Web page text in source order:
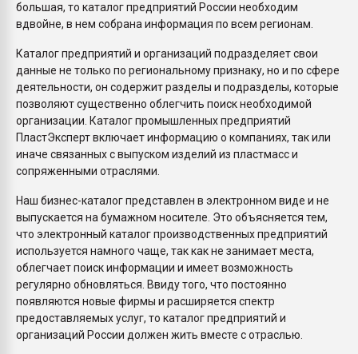
большая, то каталог предприятий России необходим
вдвойне, в нем собрана информация по всем регионам.
Каталог предприятий и организаций подразделяет свои
данные не только по региональному признаку, но и по сфере
деятельности, он содержит разделы и подразделы, которые
позволяют существенно облегчить поиск необходимой
организации. Каталог промышленных предприятий
ПластЭксперт включает информацию о компаниях, так или
иначе связанных с выпуском изделий из пластмасс и
сопряженными отраслями.
Наш бизнес-каталог представлен в электронном виде и не
выпускается на бумажном носителе. Это объясняется тем,
что электронный каталог производственных предприятий
используется намного чаще, так как не занимает места,
облегчает поиск информации и имеет возможность
регулярно обновляться. Ввиду того, что постоянно
появляются новые фирмы и расширяется спектр
предоставляемых услуг, то каталог предприятий и
организаций России должен жить вместе с отраслью.